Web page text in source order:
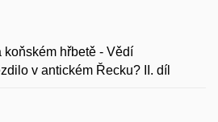
hřbetě - Vědí
v antickém Řecku? II. díl